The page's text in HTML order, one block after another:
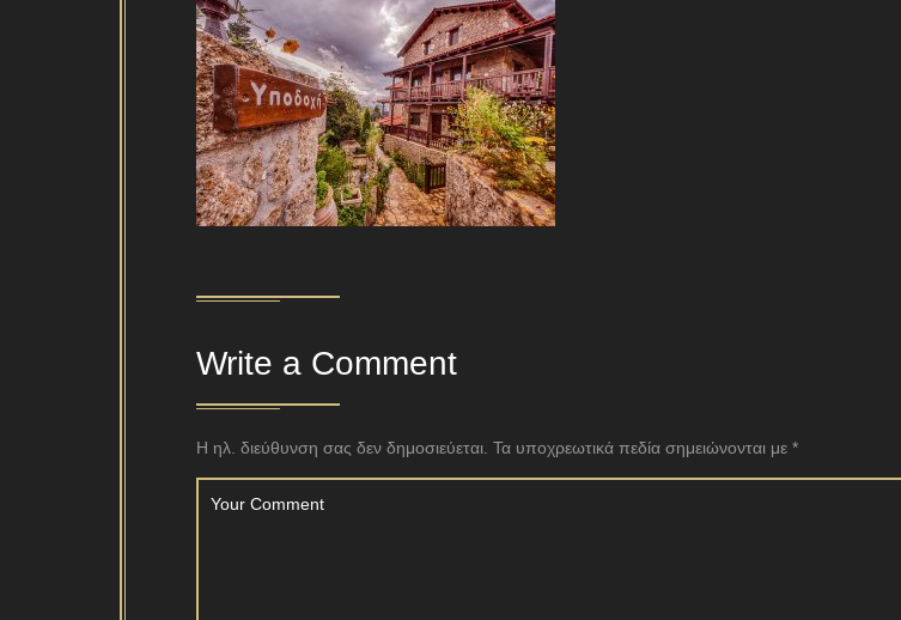
Write a Comment
Η ηλ. διεύθυνση σας δεν δημοσιεύεται. Τα υποχρεωτικά πεδία σημειώνονται με *